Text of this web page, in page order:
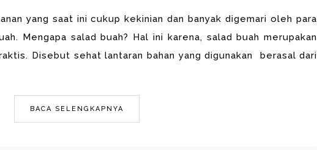
yang saat ini cukup kekinian dan banyak digemari oleh para
Mengapa salad buah? Hal ini karena, salad buah merupakan
Disebut sehat lantaran bahan yang digunakan berasal dari
BACA SELENGKAPNYA